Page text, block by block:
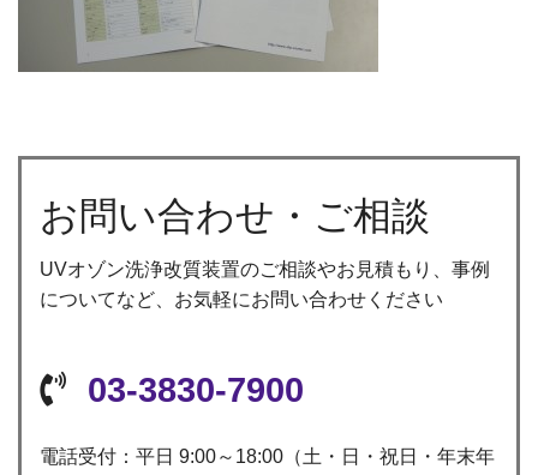
お問い合わせ・ご相談
UVオゾン洗浄改質装置のご相談やお見積もり、事例
についてなど、お気軽にお問い合わせください
03-3830-7900
電話受付：平日 9:00～18:00（土・日・祝日・年末年